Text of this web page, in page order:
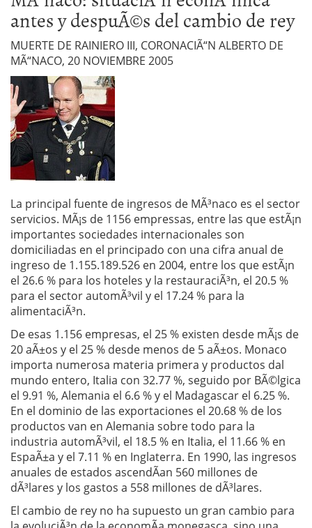
antes y despuÃ©s del cambio de rey
MUERTE DE RAINIERO III, CORONACIÃ“N ALBERTO DE
MÃ“NACO, 20 NOVIEMBRE 2005
La principal fuente de ingresos de MÃ³naco es el sector
servicios. MÃ¡s de 1156 empressas, entre las que estÃ¡n
importantes sociedades internacionales son
domiciliadas en el principado con una cifra anual de
ingreso de 1.155.189.526 en 2004, entre los que estÃ¡n
el 26.6 % para los hoteles y la restauraciÃ³n, el 20.5 %
para el sector automÃ³vil y el 17.24 % para la
alimentaciÃ³n.
De esas 1.156 empresas, el 25 % existen desde mÃ¡s de
20 aÃ±os y el 25 % desde menos de 5 aÃ±os. Monaco
importa numerosa materia primera y productos dal
mundo entero, Italia con 32.77 %, seguido por BÃ©lgica
el 9.91 %, Alemania el 6.6 % y el Madagascar el 6.25 %.
En el dominio de las exportaciones el 20.68 % de los
productos van en Alemania sobre todo para la
industria automÃ³vil, el 18.5 % en Italia, el 11.66 % en
EspaÃ±a y el 7.11 % en Inglaterra. En 1990, las ingresos
anuales de estados ascendÃ­an 560 millones de
dÃ³lares y los gastos a 558 millones de dÃ³lares.
El cambio de rey no ha supuesto un gran cambio para